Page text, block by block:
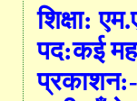
शिक्षा: एम.
पद:कई
प्रकाशन: